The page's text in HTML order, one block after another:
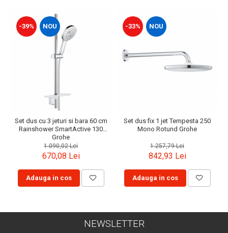
-39% NOU
Set dus cu 3 jeturi si bara 60 cm
Rainshower SmartActive 130
Grohe
1.090,02 Lei
670,08 Lei
Adauga in cos
-33% NOU
Set dus fix 1 jet Tempesta 250
Mono Rotund Grohe
1.257,79 Lei
842,93 Lei
Adauga in cos
NEWSLETTER